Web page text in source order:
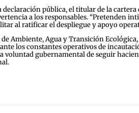
declaración pública, el titular de la
a los responsables. “Pretenden
al ratificar el despliegue y apoyo
Ambiente, Agua y Transición
los constantes operativos de
voluntad gubernamental de seguir